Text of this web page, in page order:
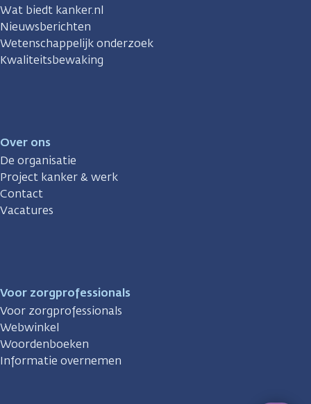
Wat biedt kanker.nl
Nieuwsberichten
Wetenschappelijk onderzoek
Kwaliteitsbewaking
Over ons
De organisatie
Project kanker & werk
Contact
Vacatures
Voor zorgprofessionals
Voor zorgprofessionals
Webwinkel
Woordenboeken
Informatie overnemen